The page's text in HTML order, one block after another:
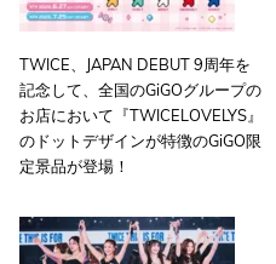
TWICE、JAPAN DEBUT 9周年を
記念して、全国のGiGOグループの
お店において『TWICELOVELYS』
のドットデザインが特徴のGiGO限
定景品が登場！